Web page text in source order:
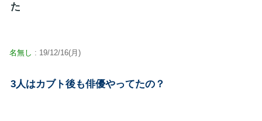
た
名無し : 19/12/16(月)
3人はカブト後も俳優やってたの？